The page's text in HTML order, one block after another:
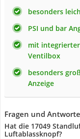
besonders
PSI und bar
mit integrierter
Ventilbox
besonders
Anzeige
Fragen und
Hat die 17049
Luftablassknopf?